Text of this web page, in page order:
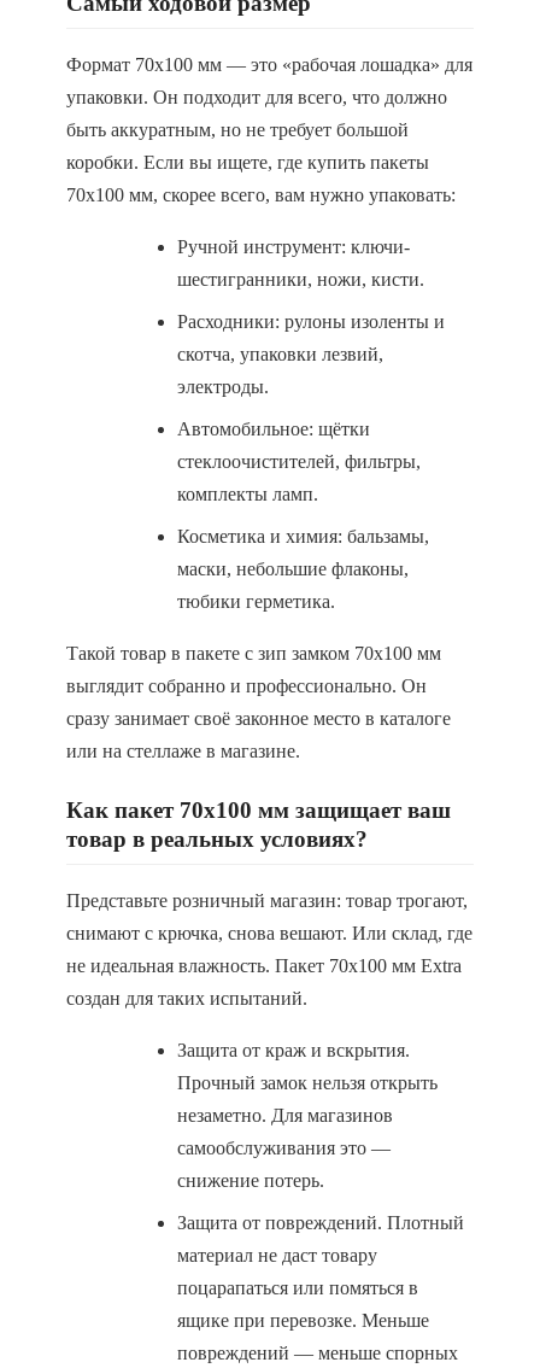
Формат 70х100 мм — это «рабочая лошадка» для
упаковки. Он подходит для всего, что должно
быть аккуратным, но не требует большой
коробки. Если вы ищете, где купить пакеты
70х100 мм, скорее всего, вам нужно упаковать:
Ручной инструмент: ключи-
шестигранники, ножи, кисти.
Расходники: рулоны изоленты и
скотча, упаковки лезвий,
электроды.
Автомобильное: щётки
стеклоочистителей, фильтры,
комплекты ламп.
Косметика и химия: бальзамы,
маски, небольшие флаконы,
тюбики герметика.
Такой товар в пакете с зип замком 70х100 мм
выглядит собранно и профессионально. Он
сразу занимает своё законное место в каталоге
или на стеллаже в магазине.
Как пакет 70х100 мм защищает ваш
товар в реальных условиях?
Представьте розничный магазин: товар трогают,
снимают с крючка, снова вешают. Или склад, где
не идеальная влажность. Пакет 70х100 мм Extra
создан для таких испытаний.
Защита от краж и вскрытия.
Прочный замок нельзя открыть
незаметно. Для магазинов
самообслуживания это —
снижение потерь.
Защита от повреждений. Плотный
материал не даст товару
поцарапаться или помяться в
ящике при перевозке. Меньше
повреждений — меньше спорных